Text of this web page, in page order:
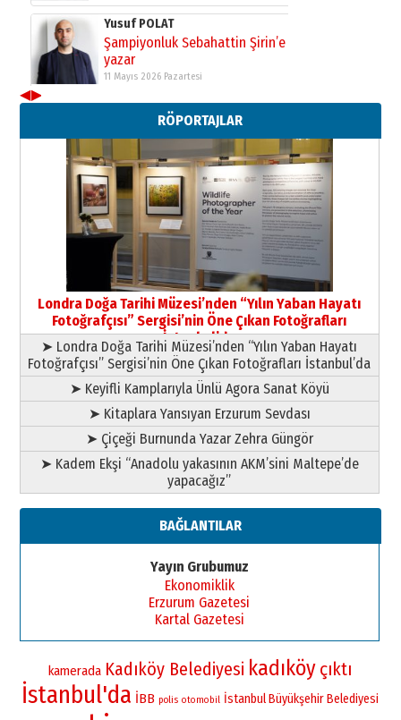
Yusuf POLAT
Şampiyonluk Sebahattin Şirin’e
yazar
11 Mayıs 2026 Pazartesi
Neşat YALÇIN
Paranın Aile Kültüründeki Yeri
03 Ağustos 2026 Pazartesi
Yıldırım Gündoğdu
HAVVA’NIN ÜÇ KIZI
09 Temmuz 2026 Perşembe
Yusuf POLAT
Şampiyonluk Sebahattin Şirin’e
yazar
11 Mayıs 2026 Pazartesi
◀▶
RÖPORTAJLAR
Londra Doğa Tarihi Müzesi’nden “Yılın Yaban Hayatı
Fotoğrafçısı” Sergisi’nin Öne Çıkan Fotoğrafları
İstanbul’da
➤ Londra Doğa Tarihi Müzesi’nden “Yılın Yaban Hayatı
Fotoğrafçısı” Sergisi’nin Öne Çıkan Fotoğrafları İstanbul’da
➤ Keyifli Kamplarıyla Ünlü Agora Sanat Köyü
➤ Kitaplara Yansıyan Erzurum Sevdası
➤ Çiçeği Burnunda Yazar Zehra Güngör
➤ Kadem Ekşi “Anadolu yakasının AKM’sini Maltepe’de
yapacağız”
BAĞLANTILAR
Yayın Grubumuz
Ekonomiklik
Erzurum Gazetesi
Kartal Gazetesi
kamerada Kadıköy Belediyesi kadıköy çıktı
İstanbul'da İBB polis otomobil İstanbul Büyükşehir Belediyesi